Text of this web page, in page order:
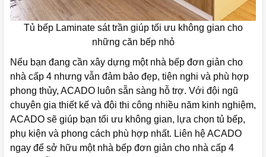
Tủ bếp Laminate sát trần giúp tối ưu không gian cho
những căn bếp nhỏ
Nếu bạn đang cần xây dựng một nhà bếp đơn giản cho
nhà cấp 4 nhưng vẫn đảm bảo đẹp, tiện nghi và phù hợp
phong thủy, ACADO luôn sẵn sàng hỗ trợ. Với đội ngũ
chuyên gia thiết kế và đội thi công nhiều năm kinh nghiệm,
ACADO sẽ giúp bạn tối ưu không gian, lựa chọn tủ bếp,
phụ kiện và phong cách phù hợp nhất. Liên hệ ACADO
ngay để sở hữu một nhà bếp đơn giản cho nhà cấp 4